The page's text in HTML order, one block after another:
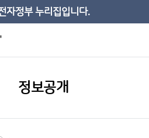
자정부 누리집입니다.
정보공개